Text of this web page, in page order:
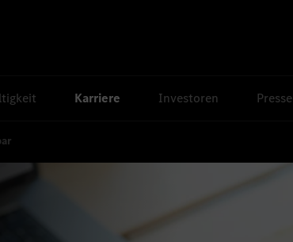
Karriere Investoren Presse